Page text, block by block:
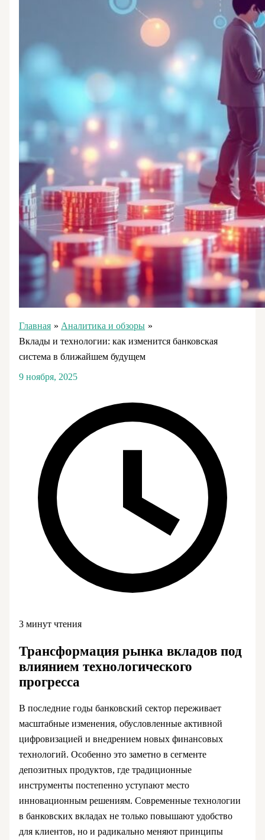
Главная
Аналитика и обзоры
Вклады и технологии: как изменится банковская
система в ближайшем будущем
9 ноября, 2025
3 минут чтения
Трансформация рынка вкладов под
влиянием технологического
прогресса
В последние годы банковский сектор переживает
масштабные изменения, обусловленные активной
цифровизацией и внедрением новых финансовых
технологий. Особенно это заметно в сегменте
депозитных продуктов, где традиционные
инструменты постепенно уступают место
инновационным решениям. Современные технологии
в банковских вкладах не только повышают удобство
для клиентов, но и радикально меняют принципы